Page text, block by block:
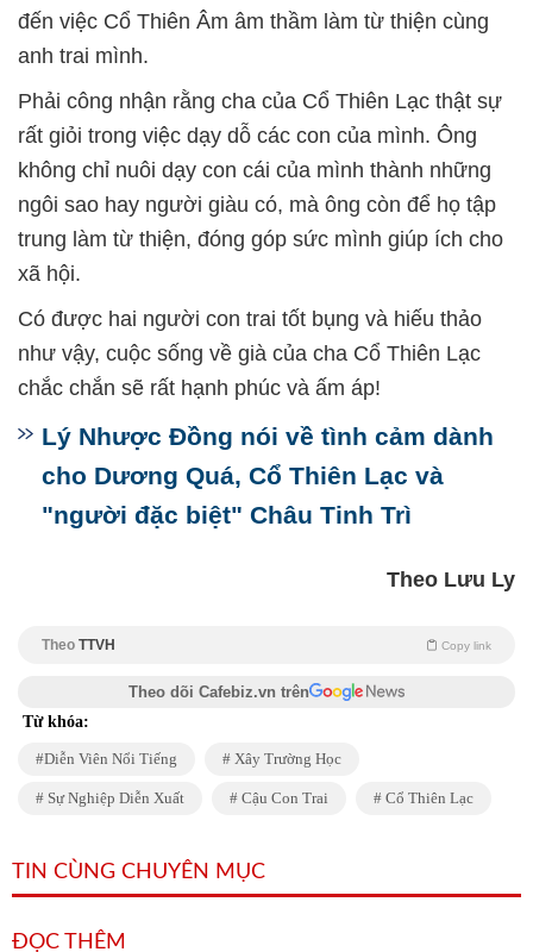
đến việc Cổ Thiên Âm âm thầm làm từ thiện cùng
anh trai mình.
Phải công nhận rằng cha của Cổ Thiên Lạc thật sự
rất giỏi trong việc dạy dỗ các con của mình. Ông
không chỉ nuôi dạy con cái của mình thành những
ngôi sao hay người giàu có, mà ông còn để họ tập
trung làm từ thiện, đóng góp sức mình giúp ích cho
xã hội.
Có được hai người con trai tốt bụng và hiếu thảo
như vậy, cuộc sống về già của cha Cổ Thiên Lạc
chắc chắn sẽ rất hạnh phúc và ấm áp!
Lý Nhược Đồng nói về tình cảm dành
cho Dương Quá, Cổ Thiên Lạc và
"người đặc biệt" Châu Tinh Trì
Theo Lưu Ly
Theo TTVH Copy link
Theo dõi Cafebiz.vn trên
Từ khóa:
Diễn Viên Nổi Tiếng Xây Trường Học
Sự Nghiệp Diễn Xuất Cậu Con Trai Cổ Thiên Lạc
TIN CÙNG CHUYÊN MỤC
ĐỌC THÊM